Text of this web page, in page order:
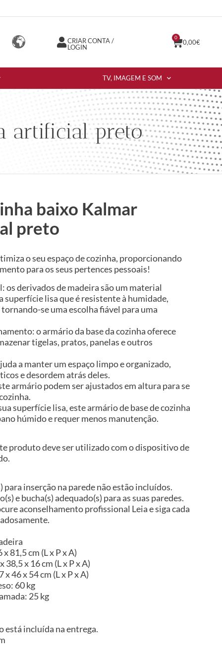
CRIAR CONTA /
LOGIN
0,00€
0
TV, IMAGEM E SOM
artificial preto
baixo Kalmar
preto
o seu espaço de cozinha, proporcionando
para os seus pertences pessoais!
os derivados de madeira são um material
superfície lisa que é resistente à humidade,
se uma escolha fiável para uma
o armário da base da cozinha oferece
tigelas, pratos, panelas e outros
a manter um espaço limpo e organizado,
e desordem atrás deles.
armário podem ser ajustados em altura para se
superfície lisa, este armário de base de cozinha
húmido e requer menos manutenção.
produto deve ser utilizado com o dispositivo de
para inserção na parede não estão incluídos.
e bucha(s) adequado(s) para as suas paredes.
aconselhamento profissional Leia e siga cada
81,5 cm (L x P x A)
x 16 cm (L x P x A)
46 x 54 cm (L x P x A)
60 kg
25 kg
está incluída na entrega.